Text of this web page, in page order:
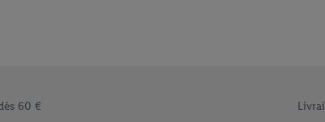
avec les différents arguments de vente uniques de Lidl.be
60 €